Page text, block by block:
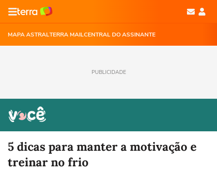
MAPA ASTRALTERRA MAILCENTRAL DO ASSINANTE
PUBLICIDADE
5 dicas para manter a motivação e
treinar no frio